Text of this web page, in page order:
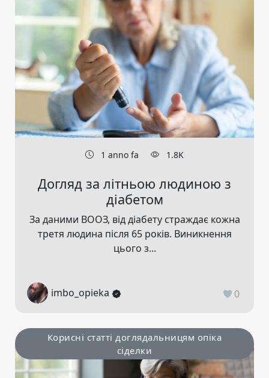
1 anno fa 1.8K
Догляд за літньою людиною з
діабетом
За даними ВООЗ, від діабету страждає кожна
третя людина після 65 років. Виникнення
цього з...
imbo_opieka 0
Корисні статті доглядальницям опіка
сіделки